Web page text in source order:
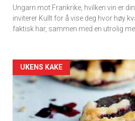
Ungarn mot Frankrike, hvilken vin er
inviterer Kullt for å vise deg hvor høy
faktisk har, sammen med en utrolig
Forsiden
akkurat
nå
UKENS KAKE